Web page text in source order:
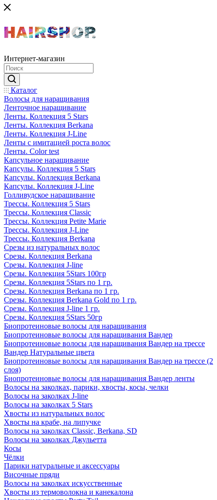
Интернет-магазин
Каталог
Волосы для наращивания
Ленточное наращивание
Ленты. Коллекция 5 Stars
Ленты. Коллекция Berkana
Ленты. Коллекция J-Line
Ленты с имитацией роста волос
Ленты. Color test
Капсульное наращивание
Капсулы. Коллекция 5 Stars
Капсулы. Коллекция Berkana
Капсулы. Коллекция J-Line
Голливудское наращивание
Трессы. Коллекция 5 Stars
Трессы. Коллекция Classic
Трессы. Коллекция Petite Marie
Трессы. Коллекция J-Line
Трессы. Коллекция Berkana
Срезы из натуральных волос
Срезы. Коллекция Berkana
Срезы. Коллекция J-line
Срезы. Коллекция 5Stars 100гр
Срезы. Коллекция 5Stars по 1 гр.
Срезы. Коллекция Berkana по 1 гр.
Срезы. Коллекция Berkana Gold по 1 гр.
Срезы. Коллекция J-line 1 гр.
Срезы. Коллекция 5Stars 50гр
Биопротеиновые волосы для наращивания
Биопротеиновые волосы для наращивания Вандер
Биопротеиновые волосы для наращивания Вандер на трессе
Вандер Натуральные цвета
Биопротеиновые волосы для наращивания Вандер на трессе (2
слоя)
Биопротеиновые волосы для наращивания Вандер ленты
Волосы на заколках, парики, хвосты, косы, челки
Волосы на заколках J-line
Волосы на заколках 5 Stars
Хвосты из натуральных волос
Хвосты на крабе, на липучке
Волосы на заколках Classic, Berkana, SD
Волосы на заколках Джульетта
Косы
Чёлки
Парики натуральные и аксессуары
Височные пряди
Волосы на заколках искусственные
Хвосты из термоволокна и канекалона